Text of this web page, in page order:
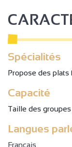
Spécialités
Propose des plats
Capacité
Taille des
Langues
Français